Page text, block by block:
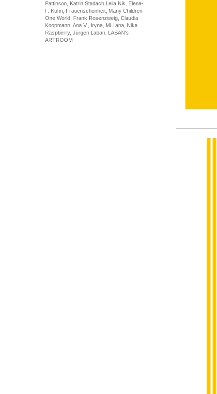
Pattinson, Katrin Stadach,Leila Nik, Elena-
F. Kühn, Frauenschönheit, Many Children -
One World, Frank Rosenzweig, Claudia
Koopmann, Ana V., Iryna, Mi Lana, Nika
Raspberry, Jürgen Laban, LABAN's
ARTROOM